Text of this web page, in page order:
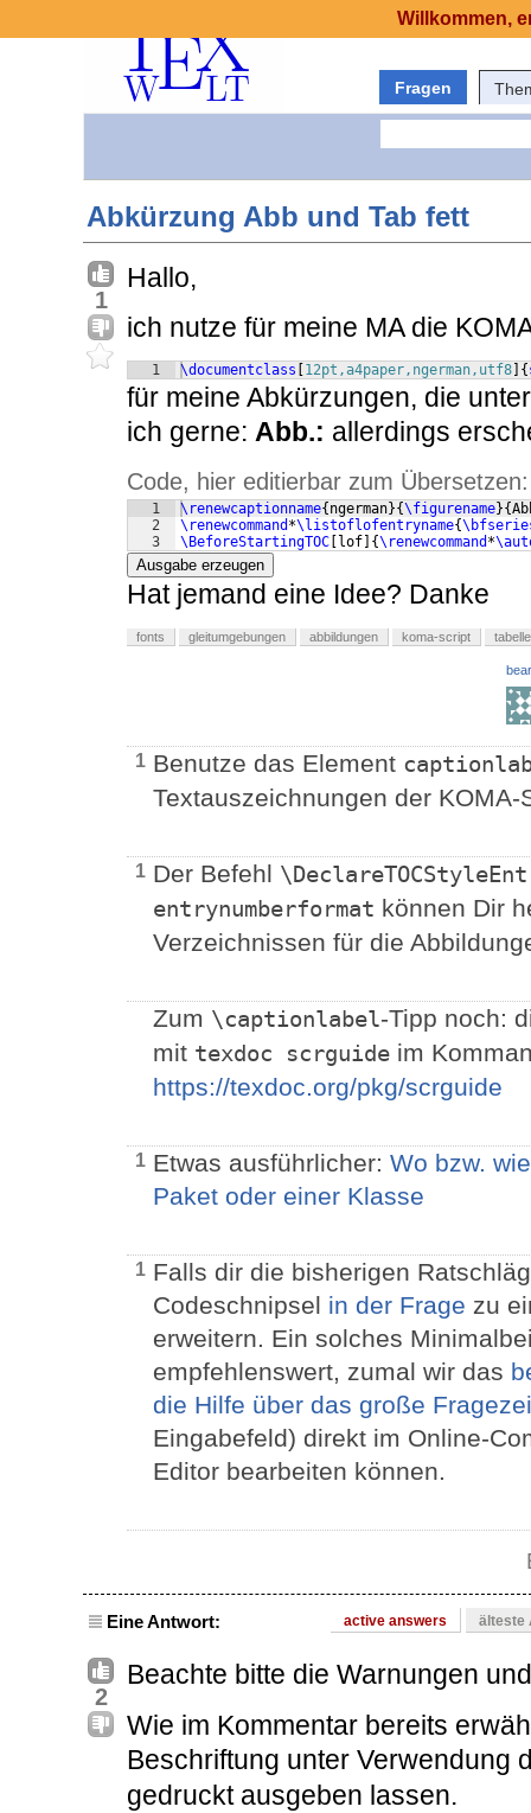
Fragen
Abkürzung Abb und Tab fett
1
Hallo,
ich nutze für meine MA die
1 \documentclass 12pt,a4paper,ngerman,utf8 {
für meine Abkürzungen, die
ich gerne: Abb.: allerdings
Code, hier editierbar zum Übersetzen:
1
2
3
\renewcaptionname{ ngerman}{\figurename}{
\renewcommand *\listoflofentryname{
\BeforeStartingTOC
lof {\renewcommand *
Ausgabe erzeugen
Hat jemand eine Idee? Danke
fonts gleitumgebungen abbildungen koma-script
1 Benutze das Element
Textauszeichnungen der KOMA-
1 Der Befehl
entrynumberformat können Dir
Verzeichnissen für die
Zum \captionlabel-Tipp noch:
mit texdoc scrguide im
https://texdoc.org/pkg/scrguide
1 Etwas ausführlicher: Wo bzw.
Paket oder einer Klasse
1 Falls dir die bisherigen
Codeschnipsel in der Frage zu
erweitern. Ein solches
empfehlenswert, zumal wir das
die Hilfe über das große
Eingabefeld) direkt im Online-
Editor bearbeiten können.
Eine Antwort: active answers älteste
2
Beachte bitte die Warnungen
Wie im Kommentar bereits
Beschriftung unter Verwendung
gedruckt ausgeben lassen.
Willkommen,